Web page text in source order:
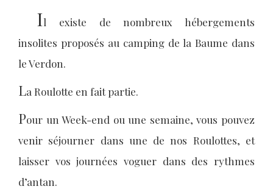
Il existe de nombreux hébergements
insolites proposés au camping de la Baume dans
le Verdon.
La Roulotte en fait partie.
Pour un Week-end ou une semaine, vous pouvez
venir séjourner dans une de nos Roulottes, et
laisser vos journées voguer dans des rythmes
d’antan.